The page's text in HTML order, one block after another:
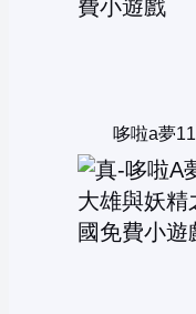
哆啦a夢11